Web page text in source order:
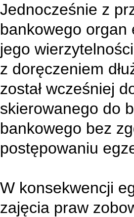
Jednocześnie z
bankowego organ
jego
z doręczeniem
został wcześniej
skierowanego do
bankowego bez
postępowaniu
W konsekwencji
zajęcia praw